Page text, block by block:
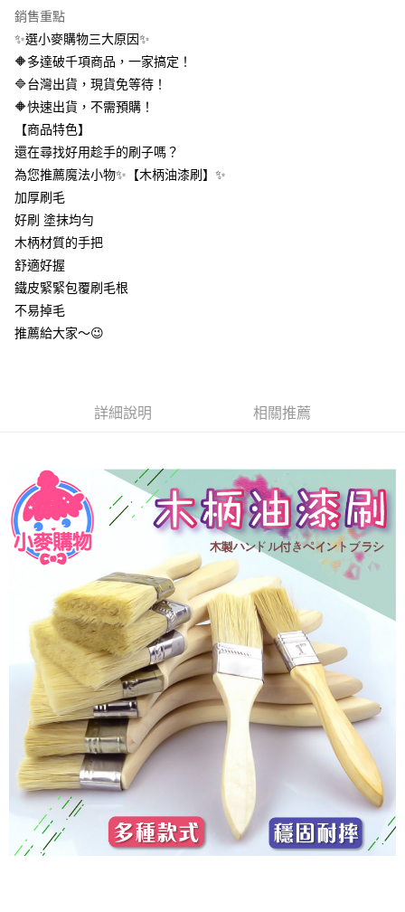
便利好安心！
１．簡單：不需註冊會員、不需綁卡、不需儲值。
２．便利：只要手機號碼，簡訊認證，即可結帳。
３．安心：先確認商品／服務後，再付款。
【「AFTEE先享後付」結帳流程】
１．於結帳方式選擇「AFTEE先享後付」後，將跳轉至「AFTEE先享後付」
結帳頁面，進行簡訊認證並確認金額後，即可完成結帳。
３．收到繳費通知簡訊後14天內，點擊此簡訊中的連結，可透過四大超商／
ATM／網路銀行／等多元方式進行付款，方視為交易完成。
※ 請注意：結帳手續完成當下不需立刻繳費，但若您需要取消訂單，請聯絡
購買商品的店家。未經商家同意取消之訂單仍視為有效，需透過AFTEE先享
後付繳納相關費用。
※ 交易是否成功請以「AFTEE先享後付 」之結帳頁面顯示為準，若有關於
客戶支援中心」
【注意事項】
１．透過由恩沛科技股份有限公司提供之「AFTEE先享後付」服務完成之交
易，需依本服務之必要範圍內提供個人資料，並將交易相關給付款項請求債
「AFTEE先享後付」，若未經同意申辦者引起之損失，本公司不負相關責
時審查核予不同之上限額度；若仍有額度不足之情形，本公司將視審查結果
請求用戶進行身份認證。
５．嚴禁一人註冊多個帳號或使用他人資訊註冊。若發現惡意使用之情形，
恩沛科技股份有限公司將有權停止該用戶之使用額度並採取法律行動。
運送方式
全家取貨付款
每筆NT$60，滿NT$399(含以上)免運費
付款後全家取貨
每筆NT$60，滿NT$399(含以上)免運費
7-11取貨付款
每筆NT$60，滿NT$399(含以上)免運費
付款後7-11取貨
每筆NT$60，滿NT$399(含以上)免運費
宅配
每筆NT$65，滿NT$99(含以上)免運費
銷售重點
✨選小麥購物三大原因✨
🔶多達破千項商品，一家搞定！
🔷台灣出貨，現貨免等待！
🔶快速出貨，不需預購！
【商品特色】
還在尋找好用趁手的刷子嗎？
為您推薦魔法小物✨【木柄油漆刷】✨
加厚刷毛
好刷 塗抹均勻
木柄材質的手把
舒適好握
鐵皮緊緊包覆刷毛根
不易掉毛
推薦給大家～😉
詳細說明 相關推薦